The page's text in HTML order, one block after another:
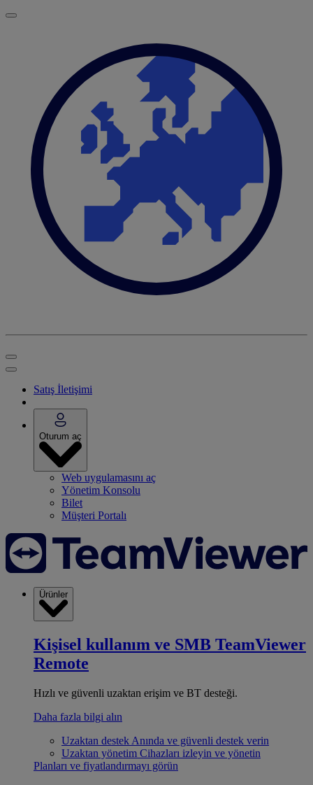
Satış İletişimi
Oturum aç
Web uygulamasını aç
Yönetim Konsolu
Bilet
Müşteri Portalı
Ürünler
Kişisel kullanım ve SMB TeamViewer
Remote
Hızlı ve güvenli uzaktan erişim ve BT desteği.
Daha fazla bilgi alın
Uzaktan destek Anında ve güvenli destek verin
Uzaktan yönetim Cihazları izleyin ve yönetin
Planları ve fiyatlandırmayı görün